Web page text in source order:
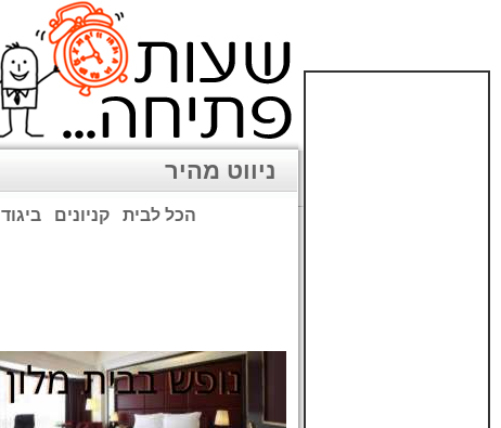
ניווט מהיר
ביגוד קניונים הכל לבית